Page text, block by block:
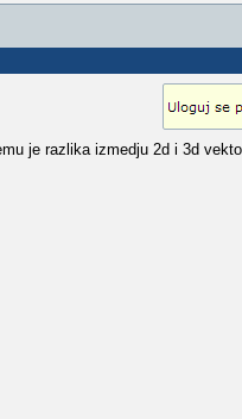
je razlika izmedju 2d i 3d